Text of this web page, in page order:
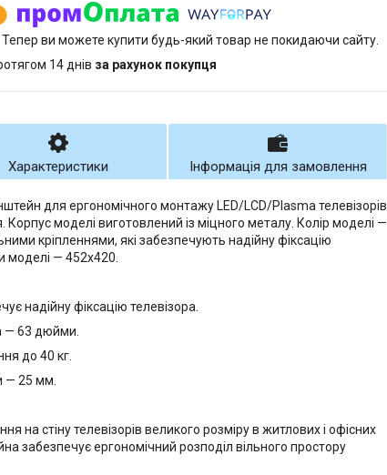
Тепер ви можете купити будь-який товар не покидаючи сайту.
14 днів за рахунок покупця
Характеристики Інформація для замовлення
для ергономічного монтажу LED/LCD/Plasma телевізорів
моделі виготовлений із міцного металу. Колір моделі —
кріпленнями, які забезпечують надійну фіксацію
моделі — 452х420.
надійну фіксацію телевізора.
— 63 дюйми.
до 40 кг.
— 25 мм.
на стіну телевізорів великого розміру в житлових і офісних
забезпечує ергономічний розподіл вільного простору